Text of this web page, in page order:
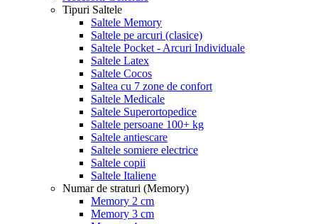
Tipuri Saltele
Saltele Memory
Saltele pe arcuri (clasice)
Saltele Pocket - Arcuri Individuale
Saltele Latex
Saltele Cocos
Saltea cu 7 zone de confort
Saltele Medicale
Saltele Superortopedice
Saltele persoane 100+ kg
Saltele antiescare
Saltele somiere electrice
Saltele copii
Saltele Italiene
Numar de straturi (Memory)
Memory 2 cm
Memory 3 cm